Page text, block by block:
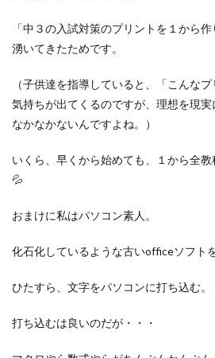
「中３の入試対策のプリントを１から
湧いてきたためです。
（子供達を指導していると、「こんな
気持ちが出てくるのですが、理想を現
なかなかないんですよね。）
いくら、早くから始めても、１から全
💦
おまけに私はパソコン素人。
化石化しているような古いofficeソフト
ひたすら、文字をパソコンに打ち込む。
打ち込むは良いのだが・・・